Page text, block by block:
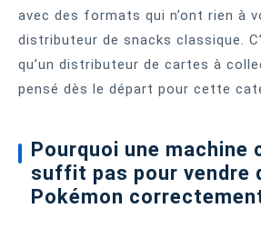
avec des formats qui n’ont rien à
distributeur de snacks classique.
qu’un distributeur de cartes à
pensé dès le départ pour cette
Pourquoi une machine
suffit pas pour vendre
Pokémon